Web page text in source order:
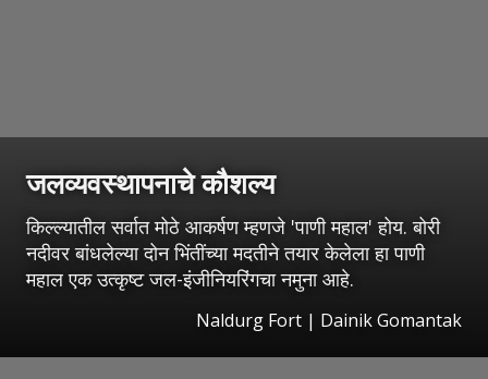
जलव्यवस्थापनाचे कौशल्य
किल्ल्यातील सर्वात मोठे आकर्षण म्हणजे 'पाणी महाल' होय. बोरी
नदीवर बांधलेल्या दोन भिंतींच्या मदतीने तयार केलेला हा पाणी
महाल एक उत्कृष्ट जल-इंजीनियरिंगचा नमुना आहे.
Naldurg Fort | Dainik Gomantak